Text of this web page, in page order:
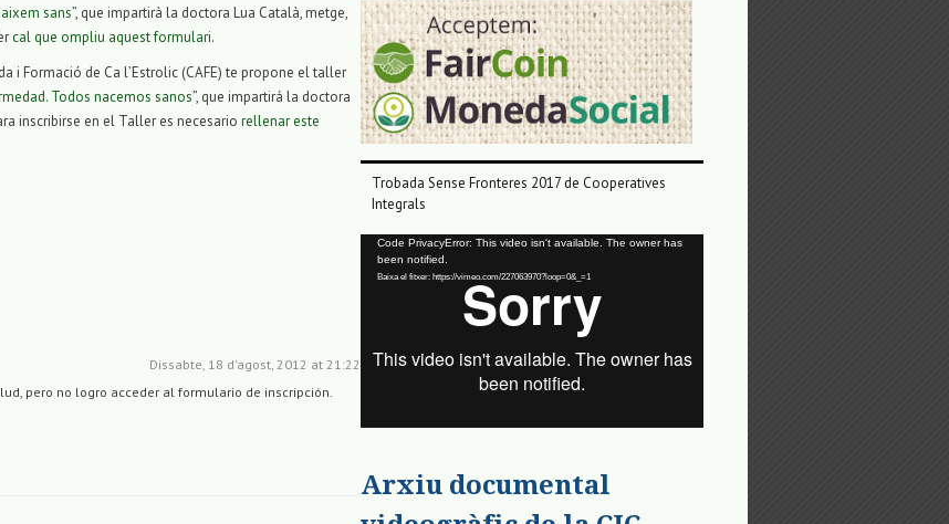
sans”, que impartirà la doctora Lua Català, metge,
cal que ompliu aquest formulari.
i Formació de Ca l’Estrolic (CAFE) te propone el taller
Todos nacemos sanos”, que impartirá la doctora
inscribirse en el Taller es necesario rellenar este
Dissabte, 18 d'agost, 2012 at 21:22
pero no logro acceder al formulario de inscripción.
Trobada Sense Fronteres 2017 de Cooperatives
Integrals
Reproductor
vídeo
Code PrivacyError: This video isn't available. The owner has
been notified.
Baixa el fitxer: https://vimeo.com/227063970?loop=0&_=1
Arxiu documental